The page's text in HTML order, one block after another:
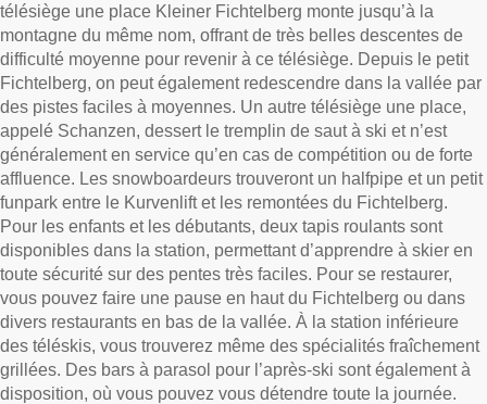
télésiège une place Kleiner Fichtelberg monte jusqu’à la
montagne du même nom, offrant de très belles descentes de
difficulté moyenne pour revenir à ce télésiège. Depuis le petit
Fichtelberg, on peut également redescendre dans la vallée par
des pistes faciles à moyennes. Un autre télésiège une place,
appelé Schanzen, dessert le tremplin de saut à ski et n’est
généralement en service qu’en cas de compétition ou de forte
affluence. Les snowboardeurs trouveront un halfpipe et un petit
funpark entre le Kurvenlift et les remontées du Fichtelberg.
Pour les enfants et les débutants, deux tapis roulants sont
disponibles dans la station, permettant d’apprendre à skier en
toute sécurité sur des pentes très faciles. Pour se restaurer,
vous pouvez faire une pause en haut du Fichtelberg ou dans
divers restaurants en bas de la vallée. À la station inférieure
des téléskis, vous trouverez même des spécialités fraîchement
grillées. Des bars à parasol pour l’après-ski sont également à
disposition, où vous pouvez vous détendre toute la journée.